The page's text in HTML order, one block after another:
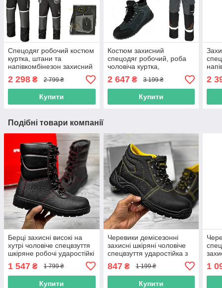
Спецодяг робочий костюм
куртка, штани та
напівкомбінезон захисний
чоловічий комплект
спецівка польша
2 298 ₴ 2 799 ₴
Купити
Костюм захисний
спецодяг робочий, роба
чоловіча куртка,
напівкомбінезон та
черевики, демісезонна
уніформа
2 647₴ 3 199 ₴
Купити
2
Подібні товари компанії
Берці захисні високі на
хутрі чоловіче спецвзуття
шкіряне робочі ударостійкі
польша reis
1 547 ₴ 1 799 ₴
Купити
Черевики демісезонні
захисні шкіряні чоловіче
спецвзуття ударостійка з
робочі польша reis
847₴ 1 199 ₴
Купити
1